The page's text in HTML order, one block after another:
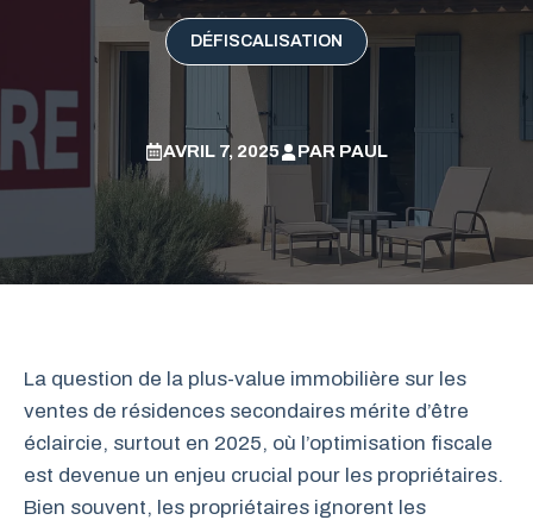
DÉFISCALISATION
AVRIL 7, 2025 PAR PAUL
La question de la plus-value immobilière sur les
ventes de résidences secondaires mérite d’être
éclaircie, surtout en 2025, où l’optimisation fiscale
est devenue un enjeu crucial pour les propriétaires.
Bien souvent, les propriétaires ignorent les